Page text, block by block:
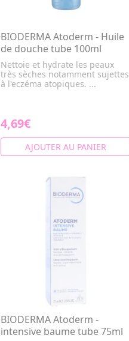
BIODERMA Atoderm - Huile
de douche tube 100ml
Nettoie et hydrate les peaux
très sèches notamment sujettes
à l'eczéma atopiques. ...
4,69€
AJOUTER AU PANIER
BIODERMA Atoderm -
intensive baume tube 75ml